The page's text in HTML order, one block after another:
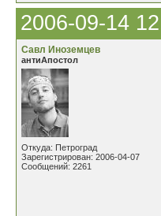
2006-09-14
Савл Иноземцев
антиАпостол
Откуда: Петроград
Зарегистрирован: 2006-04-07
Сообщений: 2261